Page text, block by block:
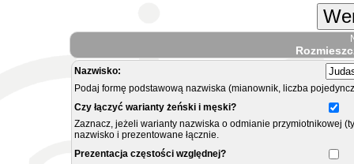
Nazwisko:
Podaj formę podstawową nazwiska (mianownik, liczba
Czy łączyć warianty żeński i męski?
Zaznacz, jeżeli warianty nazwiska o odmianie przymiotnikowej
nazwisko i prezentowane łącznie.
Prezentacja częstości względnej?